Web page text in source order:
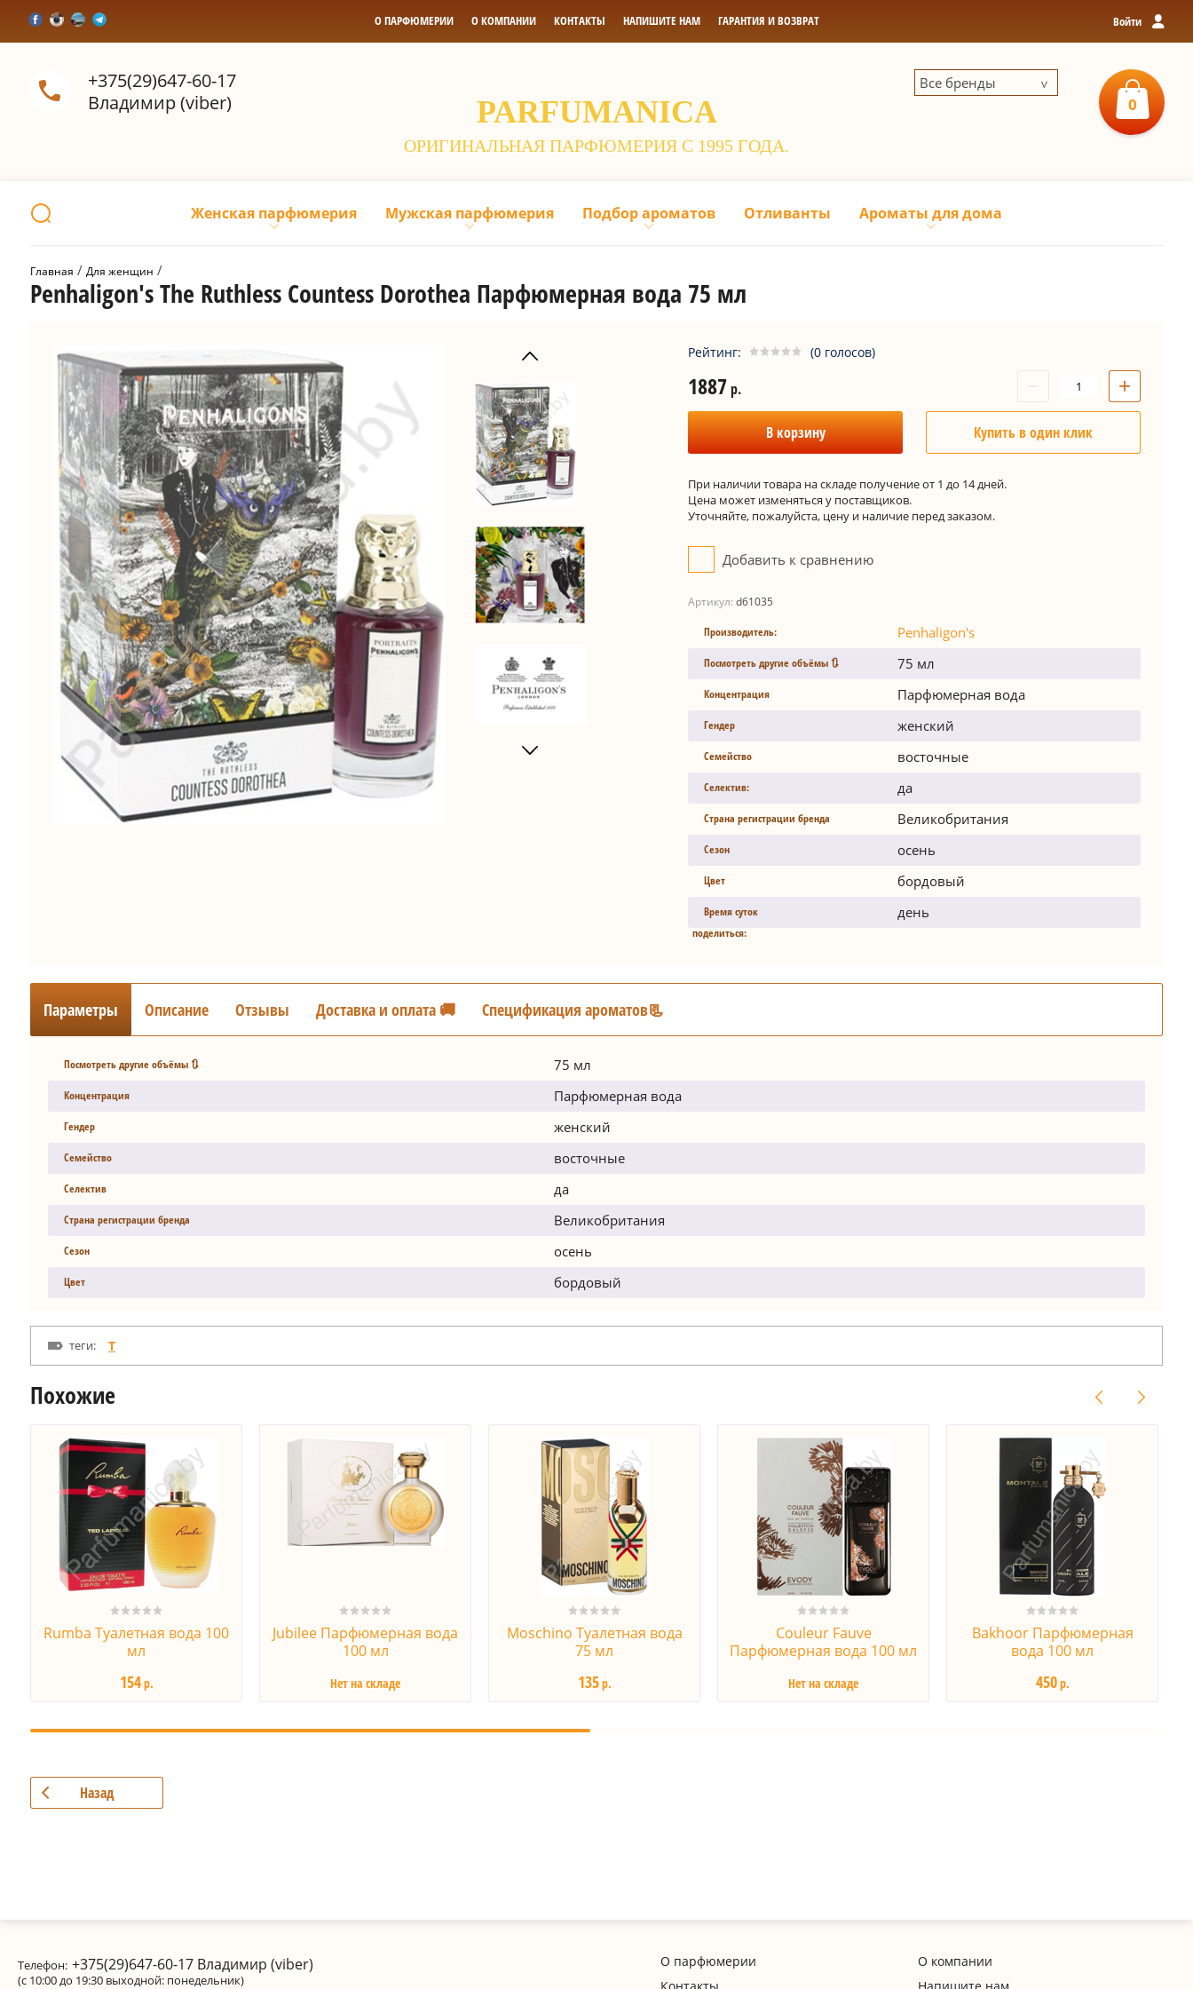
О ПАРФЮМЕРИИ О КОМПАНИИ КОНТАКТЫ НАПИШИТЕ НАМ ГАРАНТИЯ И ВОЗВРАТ Войти
+375(29)647-60-17
Владимир (viber)
Все бренды
PARFUMANICA
ОРИГИНАЛЬНАЯ ПАРФЮМЕРИЯ С 1995 ГОДА.
0
Женская парфюмерия Мужская парфюмерия Подбор ароматов Отливанты Ароматы для дома
Главная / Для женщин /
Penhaligon's The Ruthless Countess Dorothea Парфюмерная вода 75 мл
Рейтинг: (0 голосов)
1887р. +
В корзину Купить в один клик
При наличии товара на складе получение от 1 до 14 дней.
Цена может изменяться у поставщиков.
Уточняйте, пожалуйста, цену и наличие перед заказом.
Добавить к сравнению
Артикул: d61035
Производитель: Penhaligon's
Посмотреть другие объёмы 🔃 75 мл
Концентрация Парфюмерная вода
Гендер женский
Семейство восточные
Селектив: да
Страна регистрации бренда Великобритания
Сезон осень
Цвет бордовый
Время суток день
поделиться:
Параметры Описание Отзывы Доставка и оплата 🚚 Спецификация ароматов📃
Посмотреть другие объёмы 🔃 75 мл
Концентрация Парфюмерная вода
Гендер женский
Семейство восточные
Селектив да
Страна регистрации бренда Великобритания
Сезон осень
Цвет бордовый
теги: T
Похожие
Rumba Туалетная вода 100
мл
154р.
Jubilee Парфюмерная вода
100 мл
Нет на складе
Moschino Туалетная вода
75 мл
135р.
Couleur Fauve
Парфюмерная вода 100 мл
Нет на складе
Bakhoor Парфюмерная
вода 100 мл
450р.
Назад
Телефон: +375(29)647-60-17 Владимир (viber)
(с 10:00 до 19:30 выходной: понедельник)
О парфюмерии
О компании